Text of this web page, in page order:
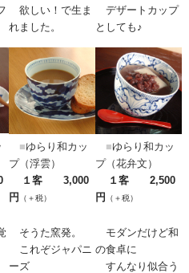
欲しい！で生ま
れました。
デザートカップ
としても♪
■ゆらり和カッ
プ（浮雲）
１客 3,000
円
（＋税）
そうた窯発。
これぞジャパニ
ーズ
■ゆらり和カッ
プ（花弁文）
１客 2,500
円
（＋税）
モダンだけど和
の食卓に
すんなり似合う